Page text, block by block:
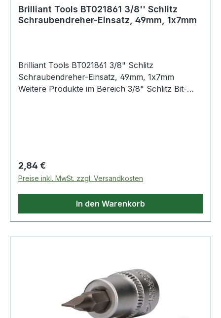
Brilliant Tools BT021861 3/8'' Schlitz
Schraubendreher-Einsatz, 49mm, 1x7mm
Brilliant Tools BT021861 3/8" Schlitz
Schraubendreher-Einsatz, 49mm, 1x7mm
Weitere Produkte im Bereich 3/8" Schlitz Bit-
Regulärer Preis:
2,84 €
Preise inkl. MwSt. zzgl. Versandkosten
In den Warenkorb